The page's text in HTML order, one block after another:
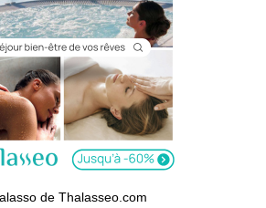
de Thalasseo.com